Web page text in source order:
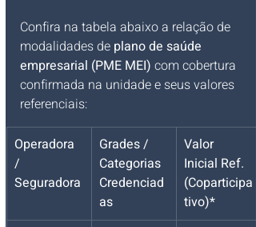
Confira na tabela abaixo a relação de
modalidades de plano de saúde
empresarial (PME MEI) com cobertura
confirmada na unidade e seus valores
referenciais:
Operadora
/
Seguradora
Grades /
Categorias
Credenciad
as
Valor
Inicial Ref.
(Coparticipa
tivo)*